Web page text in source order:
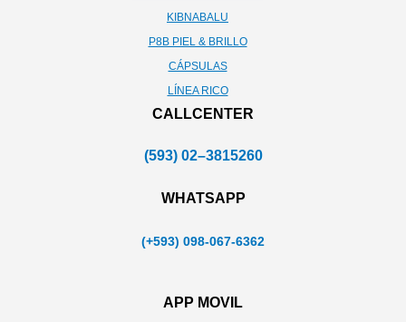
KIBNABALU
P8B PIEL & BRILLO
CÁPSULAS
LÍNEA RICO
CALLCENTER
(593) 02–3815260
WHATSAPP
(+593) 098-067-6362
APP MOVIL